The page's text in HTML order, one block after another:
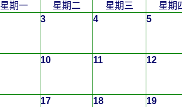
星期一 星期二 星期三
星期
3 4 5
10 11 12
17 18 19